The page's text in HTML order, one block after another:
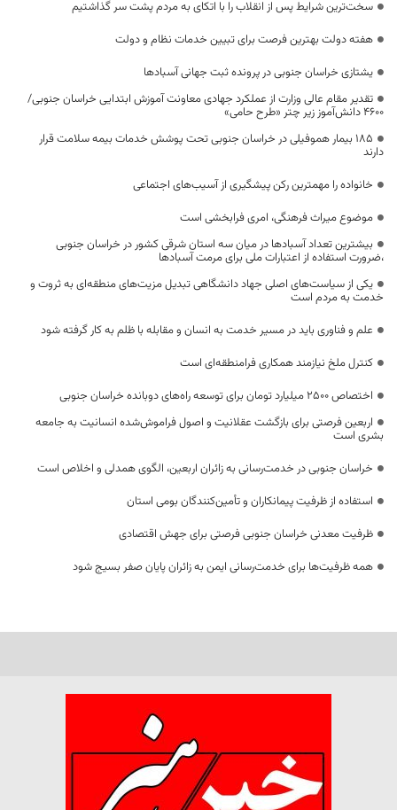
سخت‌ترین شرایط پس از انقلاب را با اتکای به مردم پشت سر گذاشتیم
هفته دولت بهترین فرصت برای تبیین خدمات نظام و دولت
یشتازی خراسان جنوبی در پرونده ثبت جهانی آسبادها
تقدیر مقام عالی وزارت از عملکرد جهادی معاونت آموزش ابتدایی خراسان جنوبی/
۴۶۰۰ دانش‌آموز زیر چتر «طرح حامی»
۱۸۵ بیمار هموفیلی در خراسان جنوبی تحت پوشش خدمات بیمه سلامت قرار
دارند
خانواده را مهمترین رکن پیشگیری از آسیب‌های اجتماعی
موضوع میراث فرهنگی، امری فرابخشی است
بیشترین تعداد آسبادها در میان سه استان شرقی کشور در خراسان جنوبی
،ضرورت استفاده از اعتبارات ملی برای مرمت آسبادها
یکی از سیاست‌های اصلی جهاد دانشگاهی تبدیل مزیت‌های منطقه‌ای به ثروت و
خدمت به مردم است
علم و فناوری باید در مسیر خدمت به انسان و مقابله با ظلم به کار گرفته شود
کنترل ملخ نیازمند همکاری فرامنطقه‌ای است
اختصاص 2500 میلیارد تومان برای توسعه راه‌های دوبانده خراسان جنوبی
اربعین فرصتی برای بازگشت عقلانیت و اصول فراموش‌شده انسانیت به جامعه
بشری است
خراسان جنوبی در خدمت‌رسانی به زائران اربعین، الگوی همدلی و اخلاص است
استفاده از ظرفیت پیمانکاران و تأمین‌کنندگان بومی استان
ظرفیت معدنی خراسان جنوبی فرصتی برای جهش اقتصادی
همه ظرفیت‌ها برای خدمت‌رسانی ایمن به زائران پایان صفر بسیج شود